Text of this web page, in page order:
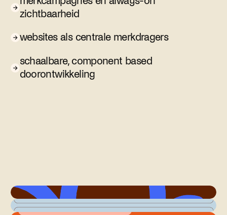
zichtbaarheid
websites als centrale merkdragers
schaalbare, component based
doorontwikkeling